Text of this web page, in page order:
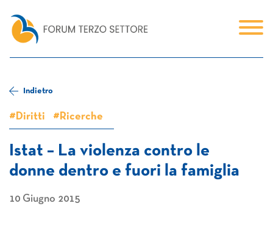
Indietro
#Diritti #Ricerche
Istat – La violenza contro le
donne dentro e fuori la famiglia
10 Giugno 2015